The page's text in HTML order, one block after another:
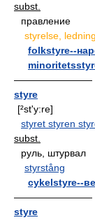
subst.
правление
styrelse, ledning
folkstyre--
————————
styre
[²st'y:re]
styret styren
subst.
руль, штурвал
styrstång
cykelstyre--
————————
styre